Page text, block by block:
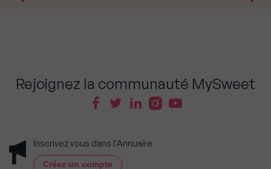
Rejoignez la communauté MySweet
Inscrivez vous dans l'Annuaire
Créez un compte